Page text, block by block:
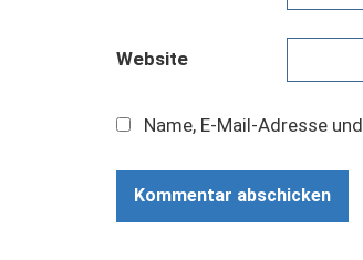
Website
Name, E-Mail-Adresse